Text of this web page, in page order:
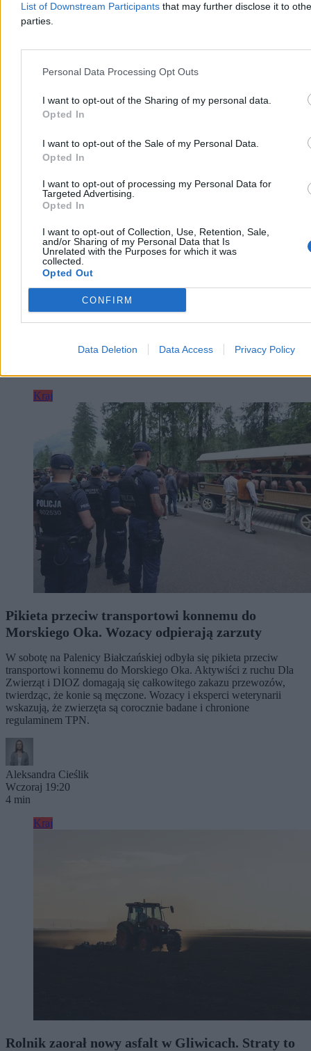
List of Downstream Participants that may further disclose it to
parties.
Personal Data Processing Opt Outs
I want to opt-out of the Sharing of my personal data.
Opted In
I want to opt-out of the Sale of my Personal Data.
Opted In
I want to opt-out of processing my Personal Data for
Targeted Advertising.
Opted In
I want to opt-out of Collection, Use, Retention, Sale,
and/or Sharing of my Personal Data that Is
Unrelated with the Purposes for which it was
collected.
Opted Out
CONFIRM
Data Deletion Data Access Privacy Policy
Dwaj chłopcy wyciągnięci ze zbiornika ppoż. w
11 lat wpadło do zbiornika przeciwpożarowego na terenie SP 18.
medyczni przywrócili obu chłopcom czynności życiowe. Policja
bada okoliczności zdarzenia pod nadzorem prokuratury.
Aleksandra Cieślik
Reklama
Kraj
Pikieta przeciw transportowi konnemu do
Morskiego Oka. Wozacy odpierają zarzuty
W sobotę na Palenicy Białczańskiej odbyła się pikieta przeciw
transportowi konnemu do Morskiego Oka. Aktywiści z ruchu Dla
Zwierząt i DIOZ domagają się całkowitego zakazu przewozów,
twierdząc, że konie są męczone. Wozacy i eksperci weterynarii
wskazują, że zwierzęta są corocznie badane i chronione
regulaminem TPN.
Aleksandra Cieślik
Wczoraj 19:20
4 min
Kraj
Rolnik zaorał nowy asfalt w Gliwicach. Straty to